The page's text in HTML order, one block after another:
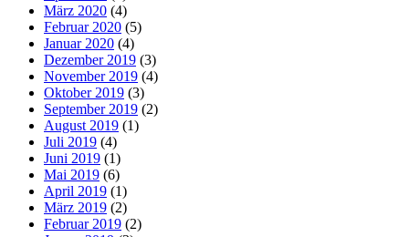
März 2020 (4)
Februar 2020 (5)
Januar 2020 (4)
Dezember 2019 (3)
November 2019 (4)
Oktober 2019 (3)
September 2019 (2)
August 2019 (1)
Juli 2019 (4)
Juni 2019 (1)
Mai 2019 (6)
April 2019 (1)
März 2019 (2)
Februar 2019 (2)